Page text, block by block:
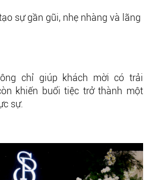
sự gần gũi, nhẹ nhàng và lãng
chỉ giúp khách mời có trải
khiến buổi tiệc trở thành một
sự.